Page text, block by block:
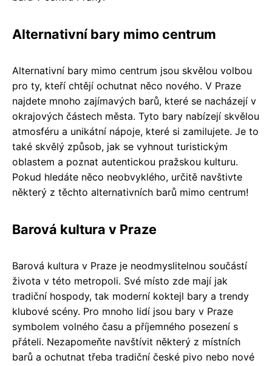
Alternativní bary mimo centrum
Alternativní bary mimo centrum jsou skvělou volbou
pro ty, kteří chtějí ochutnat něco nového. V Praze
najdete mnoho zajímavých barů, které se nacházejí v
okrajových částech města. Tyto bary nabízejí skvělou
atmosféru a unikátní nápoje, které si zamilujete. Je to
také skvělý způsob, jak se vyhnout turistickým
oblastem a poznat autentickou pražskou kulturu.
Pokud hledáte něco neobvyklého, určitě navštivte
některý z těchto alternativních barů mimo centrum!
Barová kultura v Praze
Barová kultura v Praze je neodmyslitelnou součástí
života v této metropoli. Své místo zde mají jak
tradiční hospody, tak moderní koktejl bary a trendy
klubové scény. Pro mnoho lidí jsou bary v Praze
symbolem volného času a příjemného posezení s
přáteli. Nezapomeňte navštívit některý z místních
barů a ochutnat třeba tradiční české pivo nebo nové